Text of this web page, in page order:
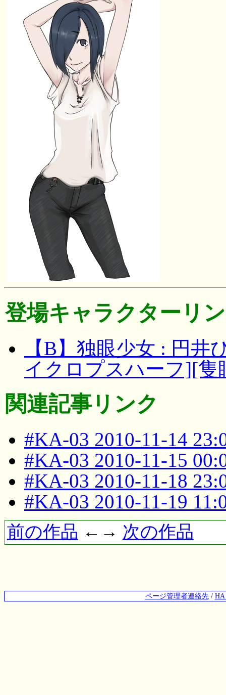
登場キャラクターリ
【B】独眼少女 : 円
イクロプスハーフ][
関連記事リンク
#KA-03 2010-11-14
#KA-03 2010-11-15
#KA-03 2010-11-18
#KA-03 2010-11-19
前の作品 ←→ 次の作品
ページ管理者連絡先/ HA